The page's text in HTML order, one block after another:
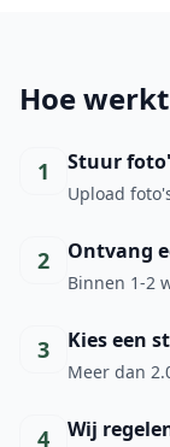
Hoe
1 Stuur
Upload
2 Ontvang
Binnen 1-2
3 Kies een
Meer dan
4 Wij